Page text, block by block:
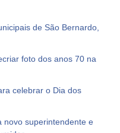
de São Bernardo,
foto dos anos 70 na
celebrar o Dia dos
novo superintendente e